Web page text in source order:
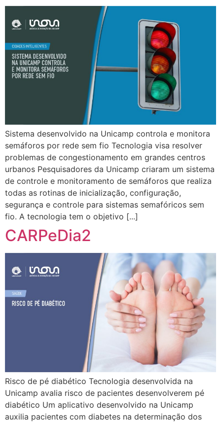
Sistema desenvolvido na Unicamp controla e monitora
semáforos por rede sem fio Tecnologia visa resolver
problemas de congestionamento em grandes centros
urbanos Pesquisadores da Unicamp criaram um sistema
de controle e monitoramento de semáforos que realiza
todas as rotinas de inicialização, configuração,
segurança e controle para sistemas semafóricos sem
fio. A tecnologia tem o objetivo [...]
CARPeDia2
Risco de pé diabético Tecnologia desenvolvida na
Unicamp avalia risco de pacientes desenvolverem pé
diabético Um aplicativo desenvolvido na Unicamp
auxilia pacientes com diabetes na determinação dos